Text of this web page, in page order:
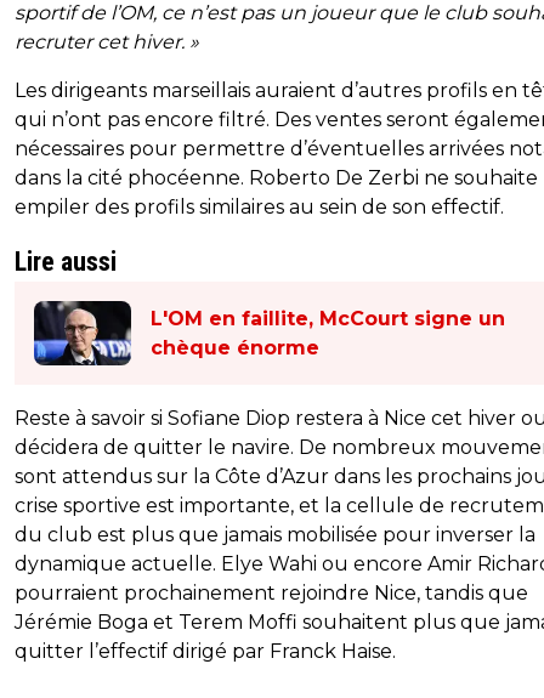
sportif de l’OM, ce n’est pas un joueur que le club
recruter cet hiver. »
Les dirigeants marseillais auraient d’autres profils en
qui n’ont pas encore filtré. Des ventes seront
nécessaires pour permettre d’éventuelles arrivées
dans la cité phocéenne. Roberto De Zerbi ne souhaite
empiler des profils similaires au sein de son effectif.
Lire aussi
L'OM en faillite, McCourt signe un
chèque énorme
Reste à savoir si Sofiane Diop restera à Nice cet hiver ou
décidera de quitter le navire. De nombreux
sont attendus sur la Côte d’Azur dans les prochains
crise sportive est importante, et la cellule de
du club est plus que jamais mobilisée pour inverser la
dynamique actuelle. Elye Wahi ou encore Amir
pourraient prochainement rejoindre Nice, tandis que
Jérémie Boga et Terem Moffi souhaitent plus que
quitter l’effectif dirigé par Franck Haise.